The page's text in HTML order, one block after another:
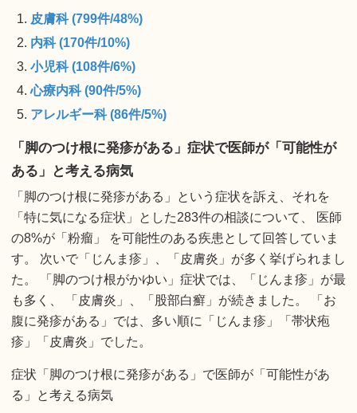
皮膚科 (799件/48%)
内科 (170件/10%)
小児科 (108件/6%)
心療内科 (90件/5%)
アレルギー科 (86件/5%)
「脚のつけ根に発疹がある」症状で医師が「可能性が
ある」と考える病気
「脚のつけ根に発疹がある」という症状を訴え、それを
「特に気になる症状」とした283件の相談について、 医師
の8%が「粉瘤」 を可能性のある疾患として回答していま
す。 次いで「じんま疹」、「皮膚炎」が多く挙げられまし
た。 「脚のつけ根がかゆい」症状では、「じんま疹」が最
も多く、 「皮膚炎」、「股部白癬」が続きました。 「お
腹に発疹がある」では、多い順に「じんま疹」「帯状疱
疹」「皮膚炎」でした。
症状「脚のつけ根に発疹がある」で医師が「可能性があ
る」と考える病気